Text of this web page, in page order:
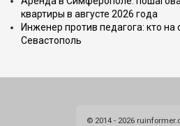
квартиры в августе 2026 года
Инженер против педагога: кто
Севастополь
© 2014 - 2026